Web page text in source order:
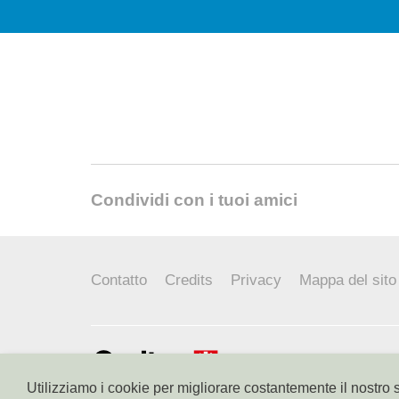
Condividi con i tuoi amici
Contatto Credits Privacy Mappa del sito
I-39100 Bolzano - Alto
Utilizziamo i cookie per migliorare costantemente il